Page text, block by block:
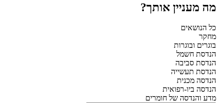
מה מעניין אותך?
כל הנושאים
מחקר
בוגרים ובוגרות
הנדסת חשמל
הנדסת סביבה
הנדסת תעשייה
הנדסה מכנית
הנדסה ביו-רפואית
מדע והנדסה של חומרים